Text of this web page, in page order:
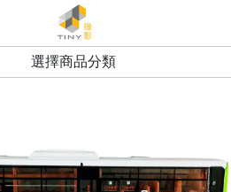
選擇商品分類